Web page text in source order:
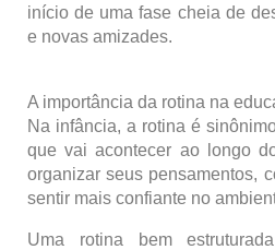
início de uma fase cheia de
e novas amizades.
A importância da rotina na
Na infância, a rotina é
que vai acontecer ao longo
organizar seus pensamentos,
sentir mais confiante no
Uma rotina bem